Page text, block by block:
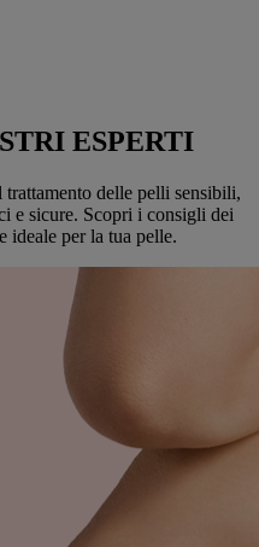
ESPERTI
delle pelli sensibili,
e sicure. Scopri i consigli dei
ideale per la tua pelle.